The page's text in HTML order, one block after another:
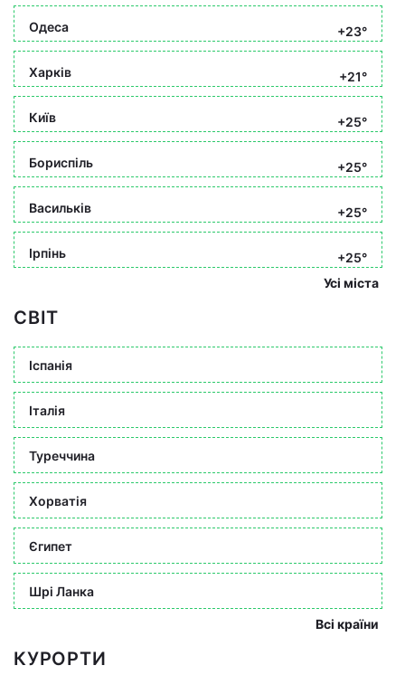
Одеса +23°
Харків +21°
Київ +25°
Бориспіль +25°
Васильків +25°
Ірпінь
+25°
Усі міста
СВІТ
Іспанія
Італія
Туреччина
Хорватія
Єгипет
Шрі Ланка
Всі країни
КУРОРТИ